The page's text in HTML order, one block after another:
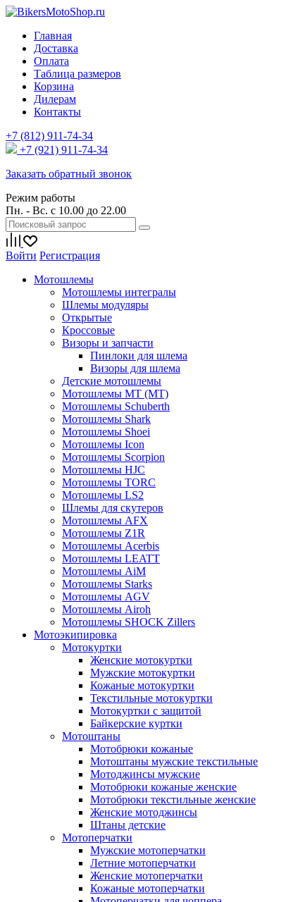
Главная
Доставка
Оплата
Таблица размеров
Корзина
Дилерам
Контакты
+7 (812) 911-74-34
+7 (921) 911-74-34
Заказать обратный звонок
Режим работы
Пн. - Вс. с 10.00 до 22.00
Войти Регистрация
Мотошлемы
Мотошлемы интегралы
Шлемы модуляры
Открытые
Кросcовые
Визоры и запчасти
Пинлоки для шлема
Визоры для шлема
Детские мотошлемы
Мотошлемы MT (МТ)
Мотошлемы Schuberth
Мотошлемы Shark
Мотошлемы Shoei
Мотошлемы Icon
Мотошлемы Scorpion
Мотошлемы HJC
Мотошлемы TORC
Мотошлемы LS2
Шлемы для скутеров
Мотошлемы AFX
Мотошлемы Z1R
Мотошлемы Acerbis
Мотошлемы LEATT
Мотошлемы AiM
Мотошлемы Starks
Мотошлемы AGV
Мотошлемы Airoh
Мотошлемы SHOCK Zillers
Мотоэкипировка
Мотокуртки
Женские мотокуртки
Мужские мотокуртки
Кожаные мотокуртки
Текстильные мотокуртки
Мотокуртки с защитой
Байкерские куртки
Мотоштаны
Мотобрюки кожаные
Мотоштаны мужские текстильные
Мотоджинсы мужские
Мотобрюки кожаные женские
Мотобрюки текстильные женские
Женские мотоджинсы
Штаны детские
Мотоперчатки
Мужские мотоперчатки
Летние мотоперчатки
Женские мотоперчатки
Кожаные мотоперчатки